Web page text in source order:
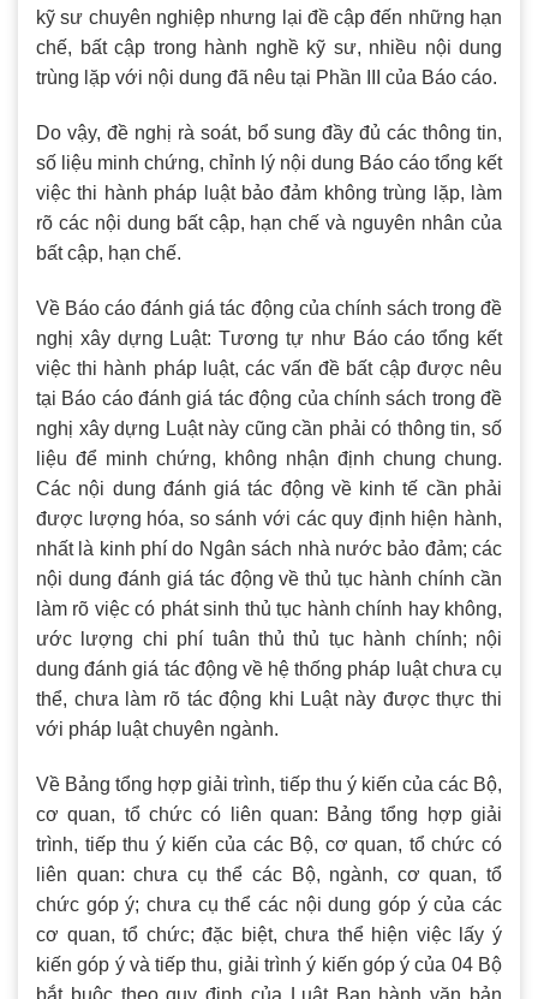
kỹ sư chuyên nghiệp nhưng lại đề cập đến những hạn
chế, bất cập trong hành nghề kỹ sư, nhiều nội dung
trùng lặp với nội dung đã nêu tại Phần III của Báo cáo.
Do vậy, đề nghị rà soát, bổ sung đầy đủ các thông tin,
số liệu minh chứng, chỉnh lý nội dung Báo cáo tổng kết
việc thi hành pháp luật bảo đảm không trùng lặp, làm
rõ các nội dung bất cập, hạn chế và nguyên nhân của
bất cập, hạn chế.
Về Báo cáo đánh giá tác động của chính sách trong đề
nghị xây dựng Luật: Tương tự như Báo cáo tổng kết
việc thi hành pháp luật, các vấn đề bất cập được nêu
tại Báo cáo đánh giá tác động của chính sách trong đề
nghị xây dựng Luật này cũng cần phải có thông tin, số
liệu để minh chứng, không nhận định chung chung.
Các nội dung đánh giá tác động về kinh tế cần phải
được lượng hóa, so sánh với các quy định hiện hành,
nhất là kinh phí do Ngân sách nhà nước bảo đảm; các
nội dung đánh giá tác động về thủ tục hành chính cần
làm rõ việc có phát sinh thủ tục hành chính hay không,
ước lượng chi phí tuân thủ thủ tục hành chính; nội
dung đánh giá tác động về hệ thống pháp luật chưa cụ
thể, chưa làm rõ tác động khi Luật này được thực thi
với pháp luật chuyên ngành.
Về Bảng tổng hợp giải trình, tiếp thu ý kiến của các Bộ,
cơ quan, tổ chức có liên quan: Bảng tổng hợp giải
trình, tiếp thu ý kiến của các Bộ, cơ quan, tổ chức có
liên quan: chưa cụ thể các Bộ, ngành, cơ quan, tổ
chức góp ý; chưa cụ thể các nội dung góp ý của các
cơ quan, tổ chức; đặc biệt, chưa thể hiện việc lấy ý
kiến góp ý và tiếp thu, giải trình ý kiến góp ý của 04 Bộ
bắt buộc theo quy định của Luật Ban hành văn bản